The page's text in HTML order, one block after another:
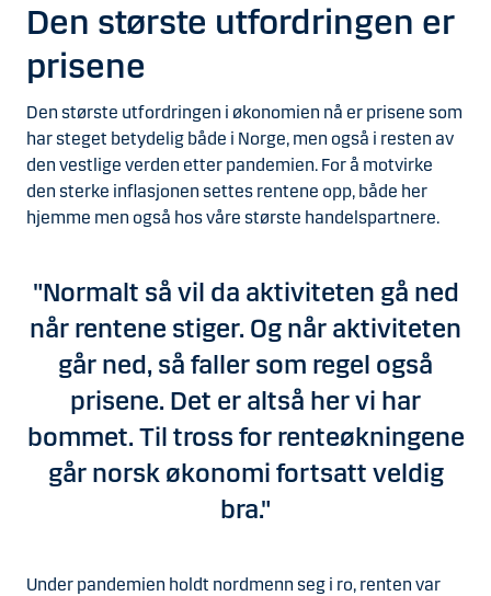
Den største utfordringen er
prisene
Den største utfordringen i økonomien nå er prisene som
har steget betydelig både i Norge, men også i resten av
den vestlige verden etter pandemien. For å motvirke
den sterke inflasjonen settes rentene opp, både her
hjemme men også hos våre største handelspartnere.
"Normalt så vil da aktiviteten gå ned
når rentene stiger. Og når aktiviteten
går ned, så faller som regel også
prisene. Det er altså her vi har
bommet. Til tross for renteøkningene
går norsk økonomi fortsatt veldig
bra."
Under pandemien holdt nordmenn seg i ro, renten var